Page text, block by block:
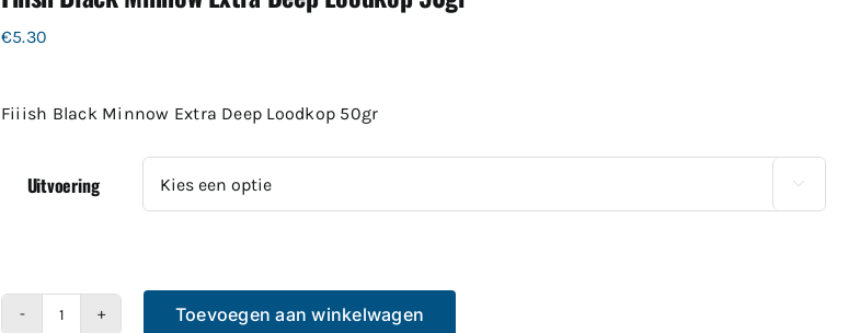
€5.30
Fiiish Black Minnow Extra Deep Loodkop 50gr
Uitvoering 
Toevoegen aan winkelwagen